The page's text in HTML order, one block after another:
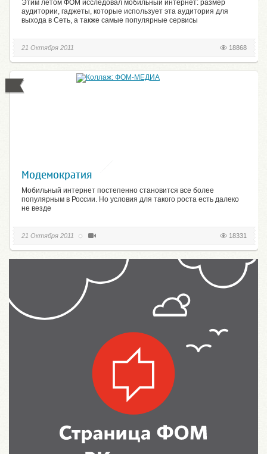
Этим летом ФОМ исследовал мобильный интернет: размер
аудитории, гаджеты, которые использует эта аудитория для
выхода в Сеть, а также самые популярные сервисы
18868
21 Октября 2011
Модемократия
Мобильный интернет постепенно становится все более
популярным в России. Но условия для такого роста есть далеко
не везде
18331
21 Октября 2011